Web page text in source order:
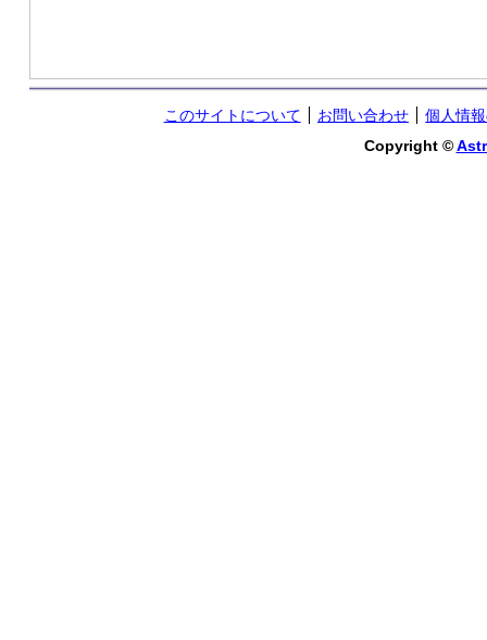
このサイトについて お問い合わせ
個人情
Copyright ©